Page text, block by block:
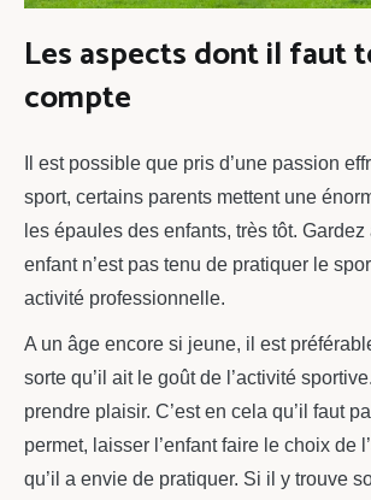
Les aspects dont il faut
compte
Il est possible que pris d’une passion
sport, certains parents mettent une
les épaules des enfants, très tôt. Gardez
enfant n’est pas tenu de pratiquer le
activité professionnelle.
A un âge encore si jeune, il est
sorte qu’il ait le goût de l’activité
prendre plaisir. C’est en cela qu’il faut
permet, laisser l’enfant faire le choix de
qu’il a envie de pratiquer. Si il y trouve